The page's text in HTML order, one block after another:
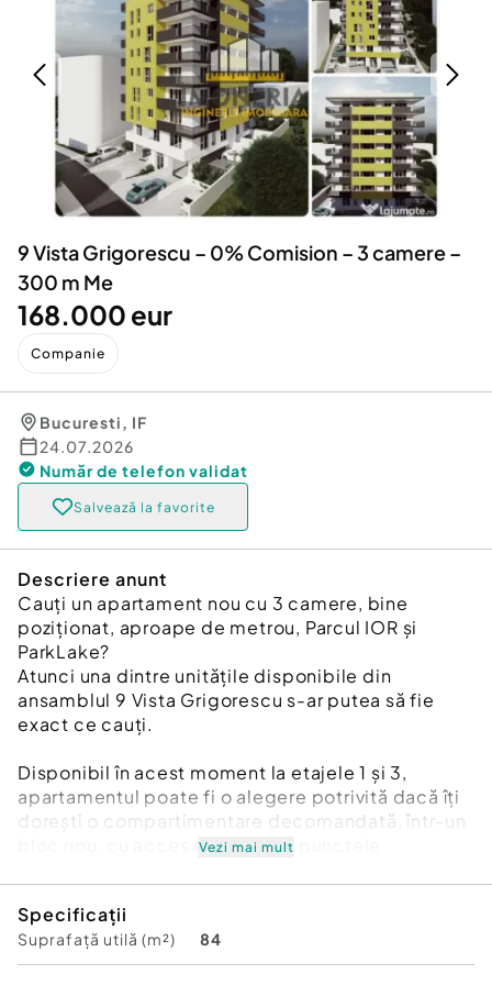
Servicii
Animale de companie
Afaceri și echipamente profesionale
Inchiriere Bunuri si Vehicule
Utilaje agricole si industriale
Piese auto si accesorii
Dacia Duster
9 Vista Grigorescu – 0% Comision – 3 camere –
300 m Me
168.000 eur
Companie
Bucuresti, IF
24.07.2026
Număr de telefon validat
Salvează la favorite
Descriere anunt
Cauți un apartament nou cu 3 camere, bine
poziționat, aproape de metrou, Parcul IOR și
ParkLake?
Atunci una dintre unitățile disponibile din
ansamblul 9 Vista Grigorescu s-ar putea să fie
exact ce cauți.
Disponibil în acest moment la etajele 1 și 3,
apartamentul poate fi o alegere potrivită dacă îți
dorești o compartimentare decomandată, într-un
bloc nou, cu acces rapid către punctele
a unui grup sanitar secundar este un avantaj util
pentru confortul de zi cu zi. În plus, bucătăria
poate fi lăsată închisă sau deschisă, în funcție de
Vezi mai mult
Specificații
Suprafață utilă (m²) 84